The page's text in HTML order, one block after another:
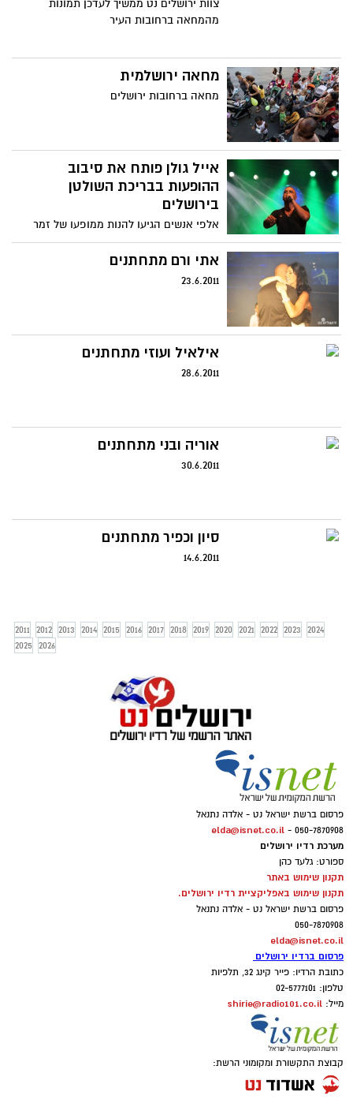
צוות ירושלים נט ממשיך לעדכן תמונות
מהמחאה ברחובות העיר
מחאה ירושלמית
מחאה ברחובות ירושלים
אייל גולן פותח את סיבוב
ההופעות בבריכת השולטן
בירושלים
אלפי אנשים הגיעו להנות ממופעו של זמר
העשור אייל גולן בבריכת השולטן
אתי ורם מתחתנים
23.6.2011
אילאיל ועוזי מתחתנים
28.6.2011
אוריה ובני מתחתנים
30.6.2011
סיון וכפיר מתחתנים
14.6.2011
2011 2012 2013 2014 2015 2016 2017 2018 2019 2020 2021 2022 2023
2024
2025
2026
פרסום ברשת ישראל נט - אלדה נתנאל
050-7870908 -
elda@isnet.co.il
מערכת רדיו ירושלים
ספורט: גלעד כהן
תקנון שימוש באתר
תקנון שימוש באפליקציית רדיו ירושלים.
פרסום ברשת ישראל נט - אלדה נתנאל
050-7870908
elda@isnet.co.il
פרסום ברדיו ירושלים
כתובת הרדיו: פייר קינג 32, תלפיות
טלפון: 02-5777101
מייל: shirie@radio101.co.il
קבוצת התקשורת ומקומוני הרשת: